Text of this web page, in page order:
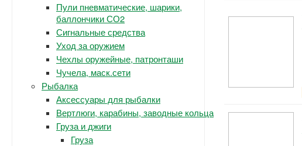
Пули пневматические, шарики,
баллончики СО2
Сигнальные средства
Уход за оружием
Чехлы оружейные, патронташи
Чучела, маск.сети
Рыбалка
Аксессуары для рыбалки
Вертлюги, карабины, заводные кольца
Груза и джиги
Груза